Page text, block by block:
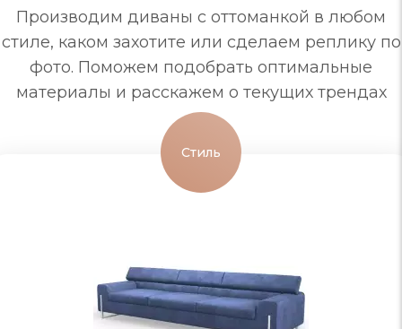
Производим диваны с оттоманкой в любом
стиле, каком захотите или сделаем реплику по
фото. Поможем подобрать оптимальные
материалы и расскажем о текущих трендах
Стиль